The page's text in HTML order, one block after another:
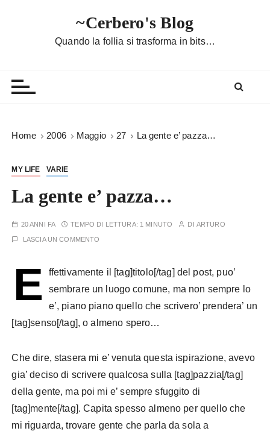
~Cerbero's Blog
Quando la follia si trasforma in bits…
Home 2006 Maggio 27 La gente e’ pazza…
MY LIFE VARIE
La gente e’ pazza…
20 ANNI FA TEMPO DI LETTURA: 1 MINUTO DI ARTURO
LASCIA UN COMMENTO
E
ffettivamente il [tag]titolo[/tag] del post, puo’
sembrare un luogo comune, ma non sempre lo
e’, piano piano quello che scrivero’ prendera’ un
[tag]senso[/tag], o almeno spero…
Che dire, stasera mi e’ venuta questa ispirazione, avevo
gia’ deciso di scrivere qualcosa sulla [tag]pazzia[/tag]
della gente, ma poi mi e’ sempre sfuggito di
[tag]mente[/tag]. Capita spesso almeno per quello che
mi riguarda, trovare gente che parla da sola a